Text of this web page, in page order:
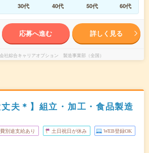
30代 40代 50代 60代
応募へ進む 詳しく見る
社綜合キャリアオプション 製造事業部（全国）
丈夫＊】組立・加工・食品製造
別途支給あり 土日祝日が休み WEB登録OK